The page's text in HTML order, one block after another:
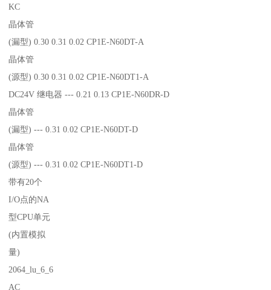
KC
晶体管
(漏型) 0.30 0.31 0.02 CP1E-N60DT-A
晶体管
(源型) 0.30 0.31 0.02 CP1E-N60DT1-A
DC24V 继电器 --- 0.21 0.13 CP1E-N60DR-D
晶体管
(漏型) --- 0.31 0.02 CP1E-N60DT-D
晶体管
(源型) --- 0.31 0.02 CP1E-N60DT1-D
带有20个
I/O点的NA
型CPU单元
(内置模拟
量)
2064_lu_6_6
AC